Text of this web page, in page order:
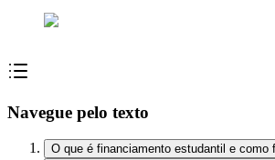
Navegue pelo texto
O que é financiamento estudantil e como